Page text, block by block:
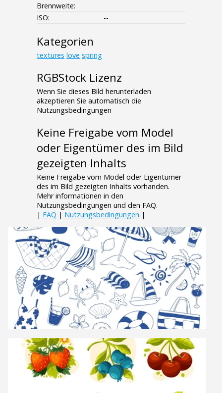
Brennweite:
ISO:
--
Kategorien
textures love spring
RGBStock Lizenz
Wenn Sie dieses Bild herunterladen
akzeptieren Sie automatisch die
Nutzungsbedingungen
Keine Freigabe vom Model
oder Eigentümer des im Bild
gezeigten Inhalts
Keine Freigabe vom Model oder Eigentümer
des im Bild gezeigten Inhalts vorhanden.
Mehr informationen in den
Nutzungsbedingungen und den FAQ.
| FAQ | Nutzungsbedingungen |